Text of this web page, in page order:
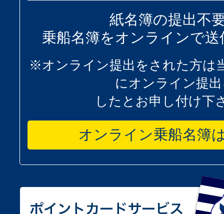
紙名簿の提出不
乗船名簿をオンラインで
※オンライン提出をされた方は
にオンライン提
したとお申し付け下
オンライン乗船名簿